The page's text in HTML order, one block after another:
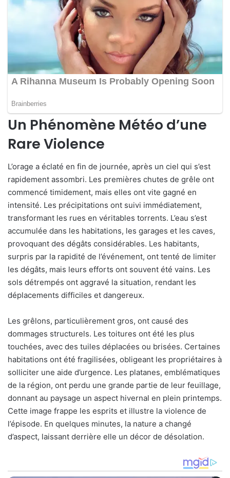
Un Phénomène Météo d’une
Rare Violence
L’orage a éclaté en fin de journée, après un ciel qui s’est
rapidement assombri. Les premières chutes de grêle ont
commencé timidement, mais elles ont vite gagné en
intensité. Les précipitations ont suivi immédiatement,
transformant les rues en véritables torrents. L’eau s’est
accumulée dans les habitations, les garages et les caves,
provoquant des dégâts considérables. Les habitants,
surpris par la rapidité de l’événement, ont tenté de limiter
les dégâts, mais leurs efforts ont souvent été vains. Les
sols détrempés ont aggravé la situation, rendant les
déplacements difficiles et dangereux.
Les grêlons, particulièrement gros, ont causé des
dommages structurels. Les toitures ont été les plus
touchées, avec des tuiles déplacées ou brisées. Certaines
habitations ont été fragilisées, obligeant les propriétaires à
solliciter une aide d’urgence. Les platanes, emblématiques
de la région, ont perdu une grande partie de leur feuillage,
donnant au paysage un aspect hivernal en plein printemps.
Cette image frappe les esprits et illustre la violence de
l’épisode. En quelques minutes, la nature a changé
d’aspect, laissant derrière elle un décor de désolation.